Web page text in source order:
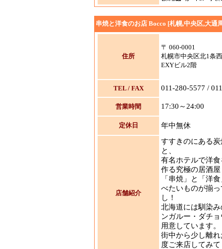
串焼と洋食のお店 Bocco [札幌,中央区,大通
住所
〒 060-0001
札幌市中央区北1条
EXYビル2階
TEL / FAX 011-280-5577 /
営業時間 17:30～24:00
定休日 年中無休
店舗紹介
すすきのにある
と、
有名ホテルで洋
作る究極の居酒屋
「串焼」と「洋
べたいものが揃
し！
北海道には馴染
ンガルー・ダチ
用意しています。
街中から少し離
度ご来店してみ